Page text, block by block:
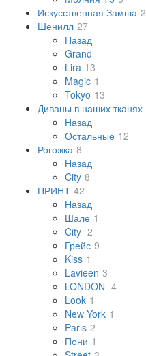
Искусственная Замша 2
Шенилл 27
Назад
Grand
Lira 13
Magic 1
Tokyo 13
Диваны в наших тканях
Назад
Остальные 12
Рогожка 8
Назад
City 8
ПРИНТ 42
Назад
Шале 1
City 2
Грейс 9
Kiss 1
Lavieen 3
LONDON 4
Look 1
New York 1
Paris 2
Пони 1